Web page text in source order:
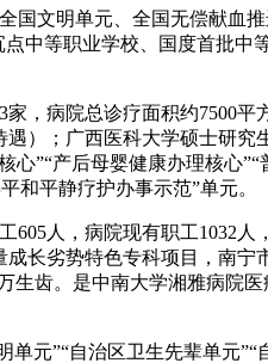
文明单元、全国无偿献血推
中等职业学校、国度首批中
，病院总诊疗面积约7500平
）；广西医科大学硕士研究
”“产后母婴健康办理核心”“
和平静疗护办事示范”单元。
人，病院现有职工1032人
长劣势特色专科项目，南宁
生齿。是中南大学湘雅病院
元”“自治区卫生先辈单元”“